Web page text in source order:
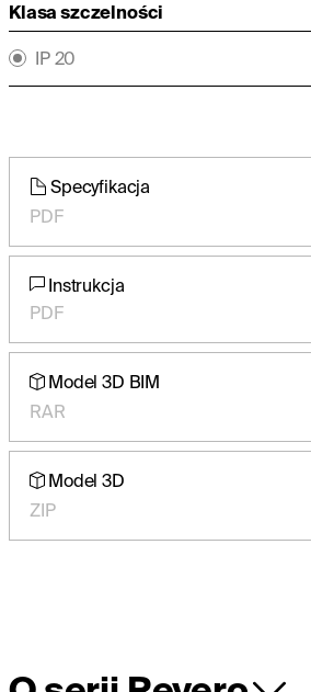
Klasa szczelności
IP 20
Specyfikacja
PDF
Instrukcja
PDF
Model 3D BIM
RAR
Model 3D
ZIP